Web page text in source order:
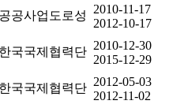
공공사업도로성
2010-11-17
2012-10-17
한국국제협력단 2010-12-30
2015-12-29
한국국제협력단 2012-05-03
2012-11-02